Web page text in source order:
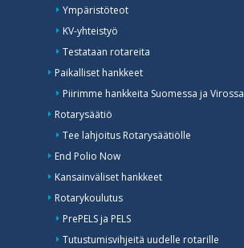
Ympäristöteot
KV-yhteistyö
Testataan rotareita
Paikalliset hankkeet
Piirimme hankkeita Suomessa ja Virossa
Rotarysäätiö
Tee lahjoitus Rotarysäätiölle
End Polio Now
Kansainväliset hankkeet
Rotarykoulutus
PrePELS ja PELS
Tutustumisvihjeitä uudelle rotarille